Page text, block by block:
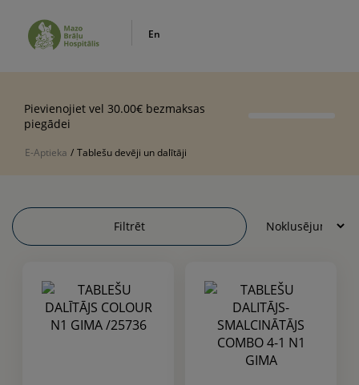
En
Pievienojiet vel 30.00€ bezmaksas
piegādei
E-Aptieka / Tablešu devēji un dalītāji
Filtrēt